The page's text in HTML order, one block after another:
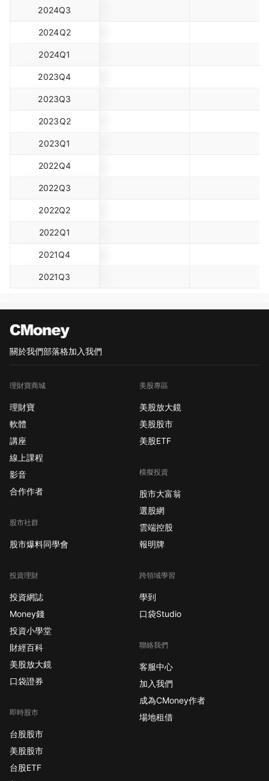
2024Q3
2024Q2
2024Q1
2023Q4
2023Q3
2023Q2
2023Q1
2022Q4
2022Q3
2022Q2
2022Q1
2021Q4
2021Q3
關於我們部落格加入我們
理財寶商城
理財寶
軟體
講座
線上課程
影音
合作作者
股市社群
股市爆料同學會
投資理財
投資網誌
Money錢
投資小學堂
財經百科
美股放大鏡
口袋證券
即時股市
台股股市
美股股市
台股ETF
美股專區
美股放大鏡
美股股市
美股ETF
模擬投資
股市大富翁
選股網
雲端控股
報明牌
跨領域學習
學到
口袋Studio
聯絡我們
客服中心
加入我們
成為CMoney作者
場地租借